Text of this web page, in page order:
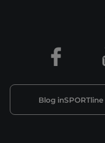
Blog inSPORTline
Facebook